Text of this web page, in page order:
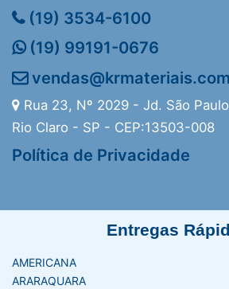
(19) 3534-6100
(19) 99191-0676
Rua 23, Nº 2029 - Jd. São Paulo
Rio Claro - SP - CEP:13503-008
Política de Privacidade
Entregas
AMERICANA
ARARAQUARA